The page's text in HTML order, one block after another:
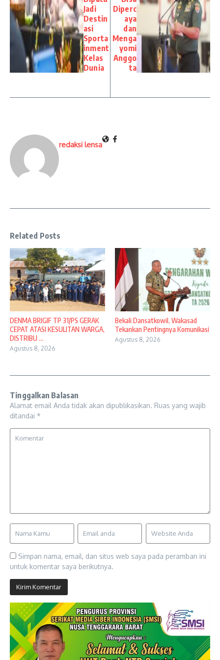
Jadi
Destin
asi
Sporta
inment
Kelas
Dunia
Diperc
aya
dan
Menga
yomi
Anggo
ta
redaksi lensa
Related Posts
DENMA BRIGIF TP 31/PS GERAK
CEPAT ATASI KESULITAN WARGA,
DISTRIBU ...
Agustus 8, 2026
Bekali Dansatkowil, Wakasad
Tekankan Pentingnya Komunikasi
Agustus 8, 2026
Tinggalkan Balasan
Alamat email Anda tidak akan dipublikasikan. Ruas yang wajib
ditandai *
Simpan nama, email, dan situs web saya pada peramban ini
untuk komentar saya berikutnya.